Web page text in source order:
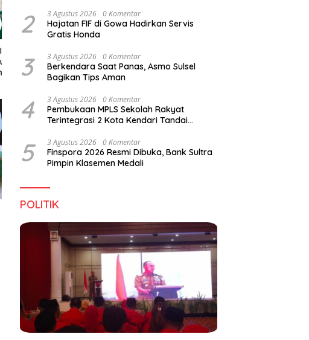
Festival Kuliner Sultra Maimo
2026
Layanan Imigrasi Terintegrasi
2 3 Agustus 2026 0 Komentar
Hajatan FIF di Gowa Hadirkan Servis
Gratis Honda
3 3 Agustus 2026 0 Komentar
Berkendara Saat Panas, Asmo Sulsel
Bagikan Tips Aman
4 3 Agustus 2026 0 Komentar
Pembukaan MPLS Sekolah Rakyat
Terintegrasi 2 Kota Kendari Tandai
5 3 Agustus 2026 0 Komentar
Finspora 2026 Resmi Dibuka, Bank Sultra
Pimpin Klasemen Medali
POLITIK